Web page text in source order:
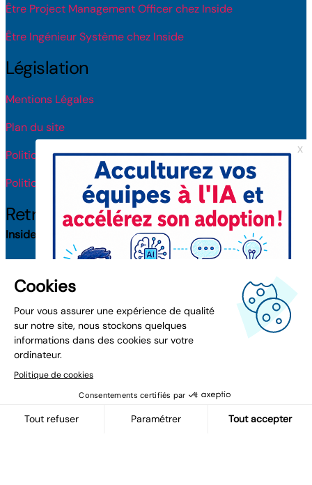
Être Project Management Officer chez Inside
Être Ingénieur Système chez Inside
Législation
Mentions Légales
Plan du site
Politique de protection des données
Politique de licence IA
Retrouvez-nous
Inside Toulouse (31100) : 8 rue Roger Camboulives
Inside Nantes (44300) : 1-3 rue Jacques Daguerre
Inside Paris(75016) : 41 av. de la Grande Armée
Inside Lyon
Inside Montpellier(34000) : 1025K rue Henri Becquerel
Inside Clermont-Ferrand(63100) : 15 rue du Pré la Reine